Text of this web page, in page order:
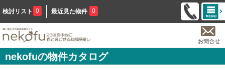
検討リスト 0 最近見た物件 0
お問合せ
nekofuの物件カタログ